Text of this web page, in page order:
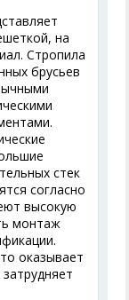
на
Стропила
брусьев
стек
согласно
высокую
монтаж
оказывает